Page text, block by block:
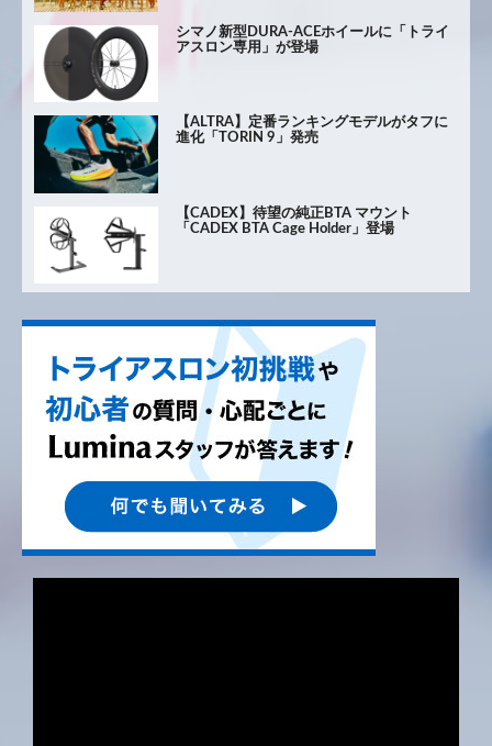
シマノ新型DURA-ACEホイールに「トライ
アスロン専用」が登場
【ALTRA】定番ランキングモデルがタフに
進化「TORIN 9」発売
【CADEX】待望の純正BTA マウント
「CADEX BTA Cage Holder」登場